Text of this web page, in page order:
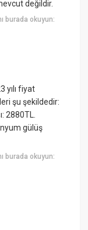
değildir.
burada okuyun:
yılı fiyat
şu şekildedir:
2880TL.
gülüş
burada okuyun: